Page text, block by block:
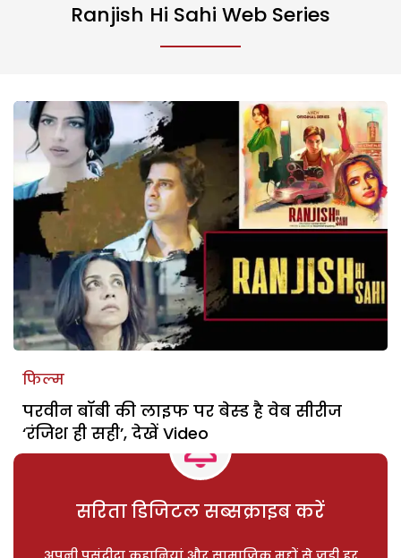
Ranjish Hi Sahi Web Series
फिल्म
परवीन बॉबी की लाइफ पर बेस्ड है वेब सीरीज
‘रंजिश ही सही’, देखें Video
सरिता डिजिटल सब्सक्राइब करें